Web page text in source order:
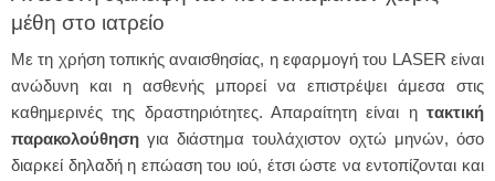
μέθη στο ιατρείο
Με τη χρήση τοπικής αναισθησίας, η εφαρμογή του LASER είναι
ανώδυνη και η ασθενής μπορεί να επιστρέψει άμεσα στις
καθημερινές της δραστηριότητες. Απαραίτητη είναι η τακτική
παρακολούθηση για διάστημα τουλάχιστον οχτώ μηνών, όσο
διαρκεί δηλαδή η επώαση του ιού, έτσι ώστε να εντοπίζονται και